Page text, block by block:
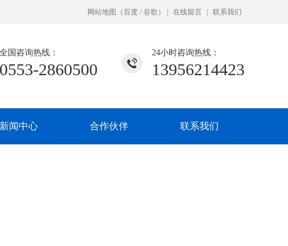
网站地图 （百度 / 谷歌 ） 在线留言 联系我们
24小时咨询热线：
13956214423
全国咨询热线：
0553-2860500
新闻中心 合作伙伴 联系我们